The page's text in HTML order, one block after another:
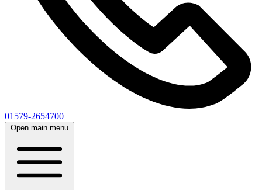
01579-2654700
Open main menu